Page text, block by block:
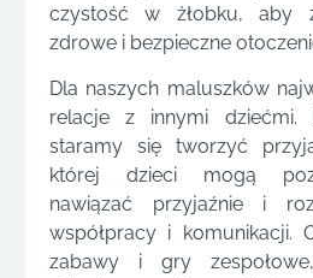
czystość w żłobku, aby
zdrowe i bezpieczne
Dla naszych maluszków
relacje z innymi dziećmi.
staramy się tworzyć
której dzieci mogą
nawiązać przyjaźnie i
współpracy i komunikacji.
zabawy i gry